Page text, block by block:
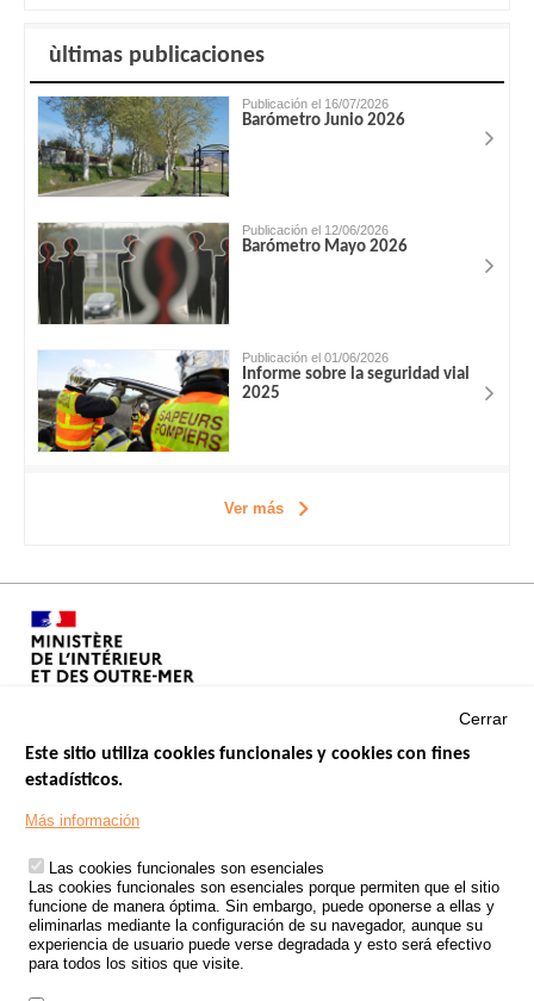
ùltimas publicaciones
Publicación el 16/07/2026
Barómetro Junio 2026
Publicación el 12/06/2026
Barómetro Mayo 2026
Publicación el 01/06/2026
Informe sobre la seguridad vial
2025
Ver más
Footer
TRATAMIENTO DE DATOS PERSONALES PROCEDENTES DE
ACCIDENTES DE TRÁFICO
ESTUDIOS
CONVOCATORIA DE PROYECTOS DE ESTUDIOS
Cerrar
Este sitio utiliza cookies funcionales y cookies con fines
estadísticos.
Más información
Las cookies funcionales son esenciales
Las cookies funcionales son esenciales porque permiten que el sitio
funcione de manera óptima. Sin embargo, puede oponerse a ellas y
eliminarlas mediante la configuración de su navegador, aunque su
experiencia de usuario puede verse degradada y esto será efectivo
para todos los sitios que visite.